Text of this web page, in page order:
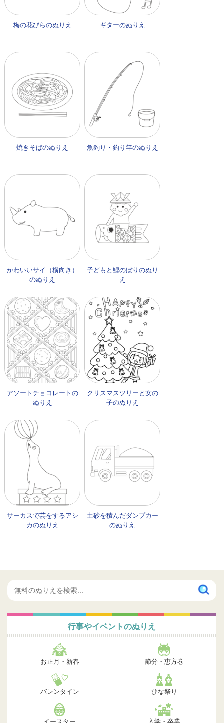
梅の花びらのぬりえ ギターのぬりえ
焼きそばのぬりえ 魚釣り・釣り竿のぬりえ
かわいいサイ（横向き）
のぬりえ
子どもと鯉のぼりのぬり
え
アソートチョコレートの
ぬりえ
クリスマスツリーと女の
子のぬりえ
サーカスで芸をするアシ
カのぬりえ
土砂を積んだダンプカー
のぬりえ
行事やイベントのぬりえ
お正月・新春 節分・恵方巻
バレンタイン ひな祭り